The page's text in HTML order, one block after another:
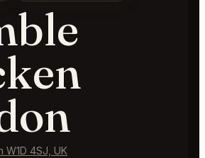
W1D 4SJ, UK